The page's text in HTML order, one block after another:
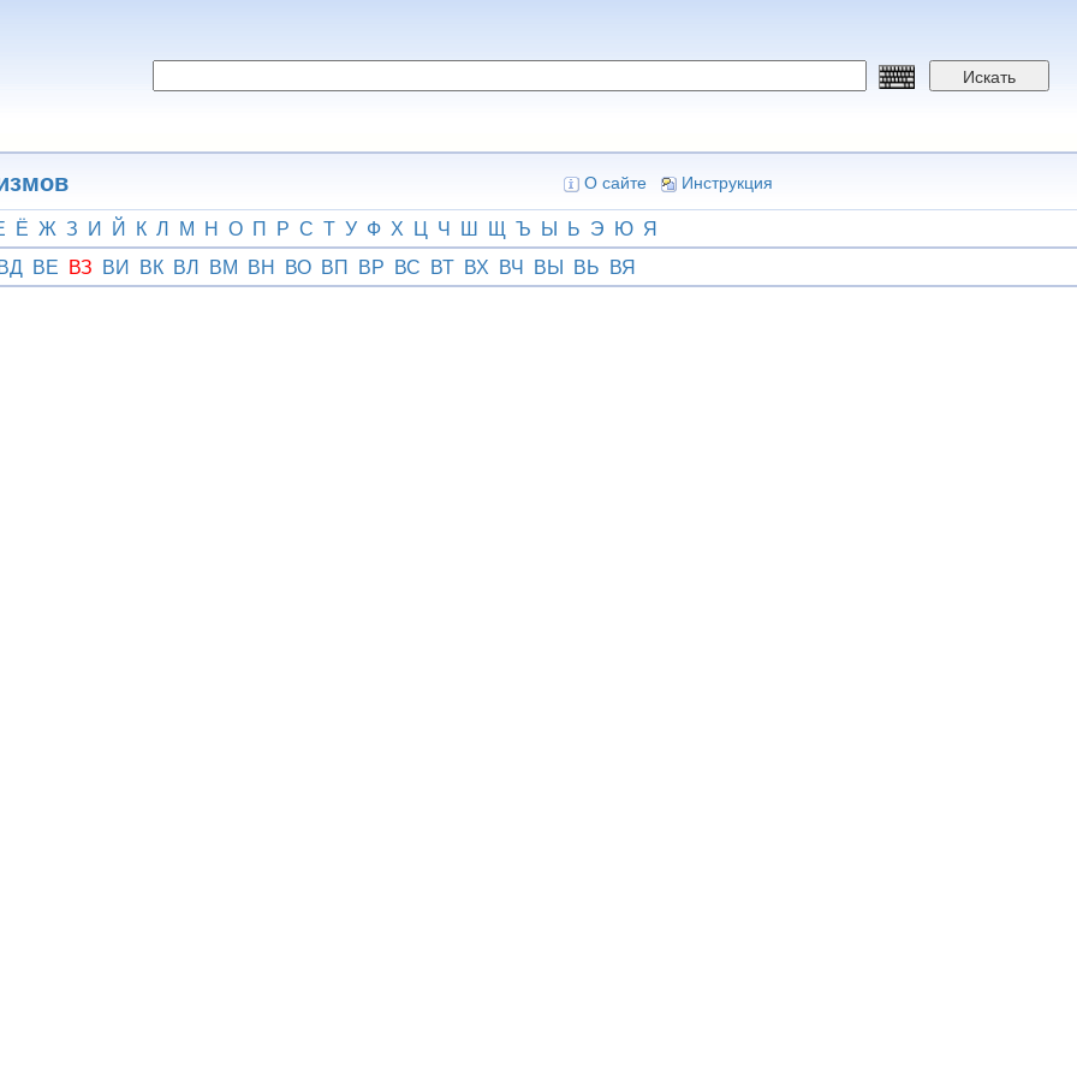
Искать
О сайте Инструкция
Ё Ж З И Й К Л М Н О П Р С Т У Ф Х Ц Ч Ш Щ Ъ Ы Ь Э Ю Я
ВЕ ВЗ ВИ ВК ВЛ ВМ ВН ВО ВП ВР ВС ВТ ВХ ВЧ ВЫ ВЬ ВЯ